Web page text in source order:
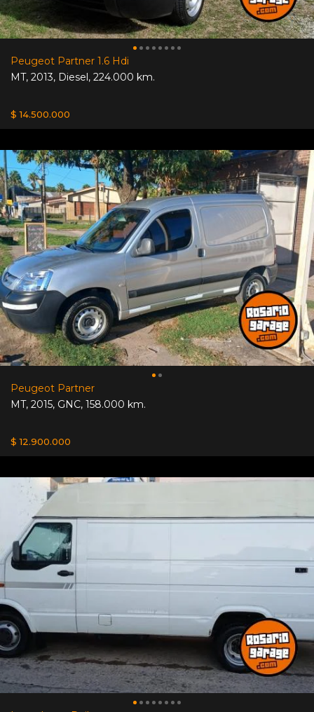
Peugeot Partner 1.6 Hdi
MT, 2013, Diesel, 224.000 km.
$ 14.500.000
Peugeot Partner
MT, 2015, GNC, 158.000 km.
$ 12.900.000